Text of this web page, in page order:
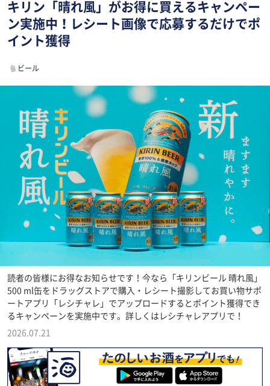
キリン「晴れ風」がお得に買えるキャンペー
ン実施中！レシート画像で応募するだけでポ
イント獲得
ビール
読者の皆様にお得なお知らせです！今なら「キリンビール 晴れ風」
500 ml缶をドラッグストアで購入・レシート撮影してお買い物サポ
ートアプリ「レシチャレ」でアップロードするとポイント獲得でき
るキャンペーンを実施中です。詳しくはレシチャレアプリで！
2026.07.21